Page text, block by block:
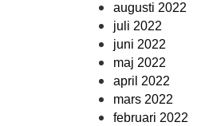
augusti 2022
juli 2022
juni 2022
maj 2022
april 2022
mars 2022
februari 2022